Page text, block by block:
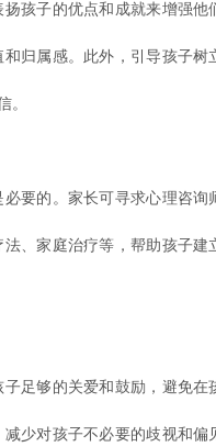
孩子的优点和成就来增强他
归属感。此外，引导孩子树
。
要的。家长可寻求心理咨询
、家庭治疗等，帮助孩子建
足够的关爱和鼓励，避免在
少对孩子不必要的歧视和偏